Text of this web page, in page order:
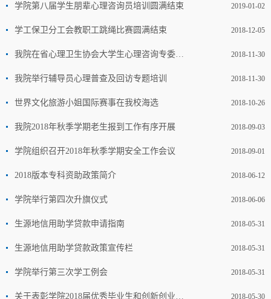
学院第八届学生朋辈心理咨询员培训圆满结束 2019-01-02
学工保卫分工会教职工跳绳比赛圆满结束 2018-12-05
2018-11-30
我院举行辅导员心理普查及回访专题培训 2018-11-30
世界文化旅游小姐国际赛事在我校海选 2018-10-26
我院2018年秋季学期老生报到工作有序开展 2018-09-03
学院组织召开2018年秋季学期安全工作会议 2018-09-01
2018版本专科资助政策简介 2018-06-12
学院举行第四次升旗仪式 2018-06-06
生源地信用助学贷款申请指南 2018-05-31
生源地信用助学贷款政策宣传栏 2018-05-31
学院举行第三次学工例会 2018-05-31
2018-05-30